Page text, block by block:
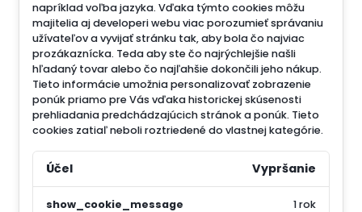
napríklad voľba jazyka. Vďaka týmto cookies môžu
majitelia aj developeri webu viac porozumieť správaniu
užívateľov a vyvijať stránku tak, aby bola čo najviac
prozákaznícka. Teda aby ste čo najrýchlejšie našli
hľadaný tovar alebo čo najľahšie dokončili jeho nákup.
Tieto informácie umožnia personalizovať zobrazenie
ponúk priamo pre Vás vďaka historickej skúsenosti
prehliadania predchádzajúcich stránok a ponúk. Tieto
cookies zatiaľ neboli roztriedené do vlastnej kategórie.
Účel Vypršanie
show_cookie_message
1 rok